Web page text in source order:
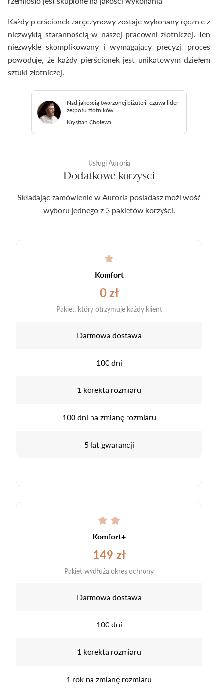
Każdy pierścionek zaręczynowy zostaje wykonany ręcznie z
niezwykłą starannością w naszej pracowni złotniczej. Ten
niezwykle skomplikowany i wymagający precyzji proces
powoduje, że każdy pierścionek jest unikatowym dziełem
sztuki złotniczej.
Nad jakością tworzonej biżuterii czuwa lider
zespołu złotników
Krystian Cholewa
Usługi Auroria
Dodatkowe korzyści
Składając zamówienie w Auroria posiadasz możliwość
wyboru jednego z 3 pakietów korzyści.
Komfort
0 zł
Pakiet, który otrzymuje każdy klient
Darmowa dostawa
100 dni
1 korekta rozmiaru
100 dni na zmianę rozmiaru
5 lat gwarancji
-
Komfort+
149 zł
Pakiet wydłuża okres ochrony
Darmowa dostawa
100 dni
1 korekta rozmiaru
1 rok na zmianę rozmiaru